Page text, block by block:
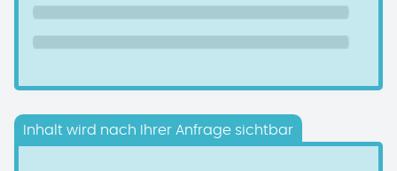
Inhalt wird nach Ihrer Anfrage sichtbar